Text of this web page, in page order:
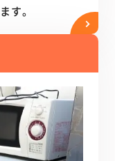
す。